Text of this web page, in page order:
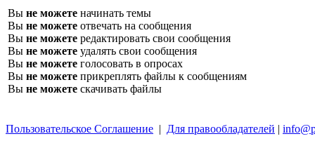
Вы не можете начинать темы
Вы не можете отвечать на сообщения
Вы не можете редактировать свои сообщения
Вы не можете удалять свои сообщения
Вы не можете голосовать в опросах
Вы не можете прикреплять файлы к сообщениям
Вы не можете скачивать файлы
Пользовательское Соглашение | Для правообладателей |